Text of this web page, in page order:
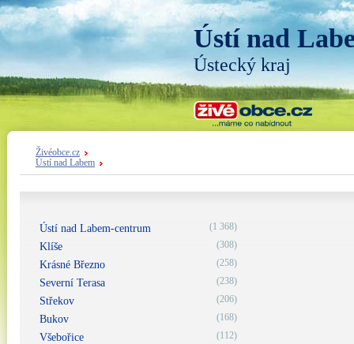
Ústí nad
Ústecký kraj
Živéobce.cz
Ústí nad Labem
Ústí nad Labem-centrum (1 368)
Klíše (308)
Krásné Březno (258)
Severní Terasa (238)
Střekov (206)
Bukov (168)
Všebořice (112)